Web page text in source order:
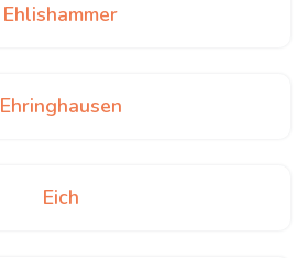
Ehlishammer
Ehringhausen
Eich